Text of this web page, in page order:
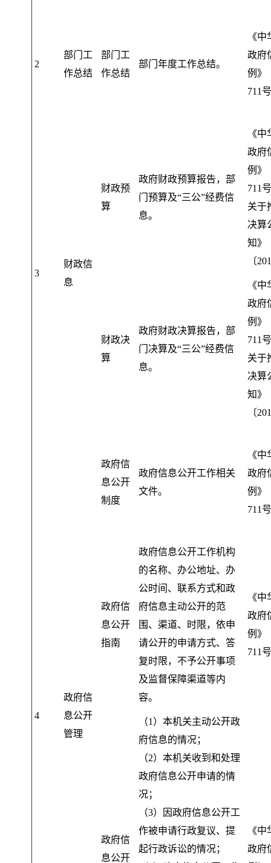
2
部门工
作总结
部门工
作总结
部门年度工作总结。
《
政府
例》
711
3
财政信
息
财政预
算
政府财政预算报告，部
门预算及“三公”经费信
息。
《
政府
例》
711
关于
决算
知》
〔
财政决
算
政府财政决算报告，部
门决算及“三公”经费信
息。
《
政府
例》
711
关于
决算
知》
〔
4
政府信
息公开
管理
政府信
息公开
制度
政府信息公开工作相关
文件。
《
政府
例》
711
政府信
息公开
指南
政府信息公开工作机构
的名称、办公地址、办
公时间、联系方式和政
府信息主动公开的范
围、渠道、时限，依申
请公开的申请方式、答
复时限，不予公开事项
及监督保障渠道等内
容。
《
政府
例》
711
政府信
息公开
（1）本机关主动公开政
府信息的情况；
（2）本机关收到和处理
政府信息公开申请的情
况；
（3）因政府信息公开工
作被申请行政复议、提
起行政诉讼的情况；
《
政府